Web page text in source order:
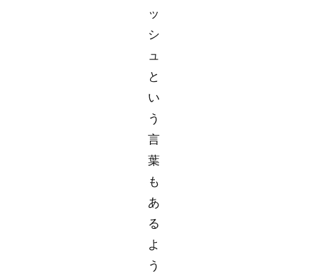
ッ
シ
ュ
と
い
う
言
葉
も
あ
る
よ
う